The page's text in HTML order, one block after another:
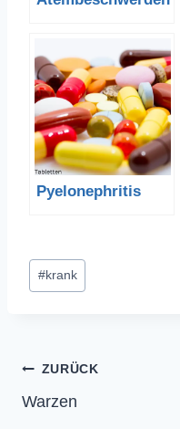
Pyelonephritis
Schlagworte:
#krank
ZURÜCK
Warzen